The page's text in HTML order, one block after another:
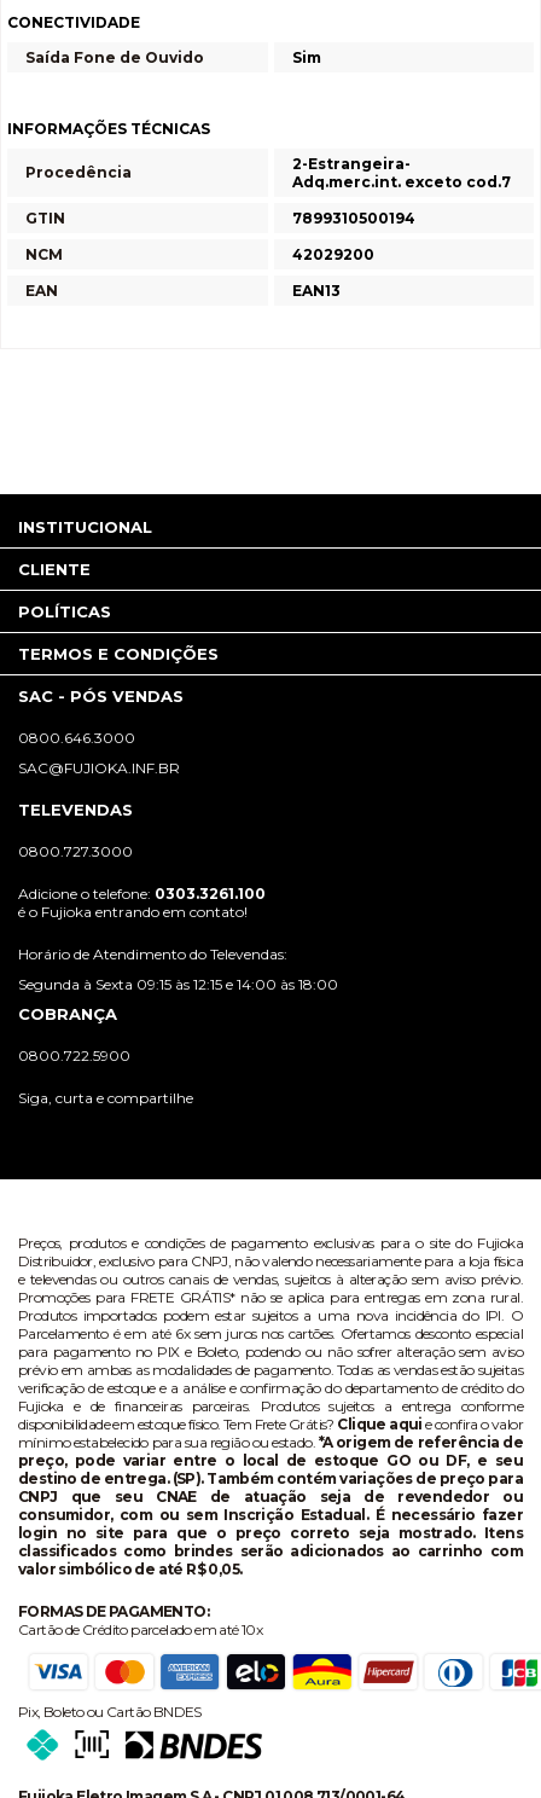
CONECTIVIDADE
Saída Fone de Ouvido
Sim
INFORMAÇÕES TÉCNICAS
Procedência
2-Estrangeira-
Adq.merc.int. exceto cod.7
GTIN
7899310500194
NCM
42029200
EAN
EAN13
INSTITUCIONAL
CLIENTE
POLÍTICAS
TERMOS E CONDIÇÕES
SAC - PÓS VENDAS
0800.646.3000
SAC@FUJIOKA.INF.BR
TELEVENDAS
0800.727.3000
Adicione o telefone: 0303.3261.100
é o Fujioka entrando em contato!
Horário de Atendimento do Televendas:
Segunda à Sexta 09:15 às 12:15 e 14:00 às 18:00
COBRANÇA
0800.722.5900
Siga, curta e compartilhe
Preços, produtos e condições de pagamento exclusivas para o site do Fujioka
Distribuidor, exclusivo para CNPJ, não valendo necessariamente para a loja física
e televendas ou outros canais de vendas, sujeitos à alteração sem aviso prévio.
Promoções para FRETE GRÁTIS* não se aplica para entregas em zona rural.
Produtos importados podem estar sujeitos a uma nova incidência do IPI. O
Parcelamento é em até 6x sem juros nos cartões. Ofertamos desconto especial
para pagamento no PIX e Boleto, podendo ou não sofrer alteração sem aviso
prévio em ambas as modalidades de pagamento. Todas as vendas estão sujeitas
verificação de estoque e a análise e confirmação do departamento de crédito do
Fujioka e de financeiras parceiras. Produtos sujeitos a entrega conforme
disponibilidade em estoque físico. Tem Frete Grátis? Clique aqui e confira o valor
mínimo estabelecido para sua região ou estado. *A origem de referência de
preço, pode variar entre o local de estoque GO ou DF, e seu
destino de entrega. (SP). Também contém variações de preço para
CNPJ que seu CNAE de atuação seja de revendedor ou
consumidor, com ou sem Inscrição Estadual. É necessário fazer
login no site para que o preço correto seja mostrado. Itens
classificados como brindes serão adicionados ao carrinho com
valor simbólico de até R$ 0,05.
FORMAS DE PAGAMENTO:
Cartão de Crédito parcelado em até 10x
Pix, Boleto ou Cartão BNDES